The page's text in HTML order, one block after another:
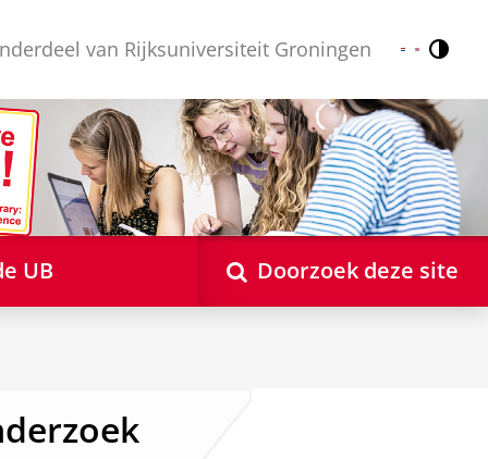
van Rijksuniversiteit Groningen Nederlands
English
UB Doorzoek deze site